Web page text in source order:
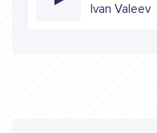
Ivan Valeev